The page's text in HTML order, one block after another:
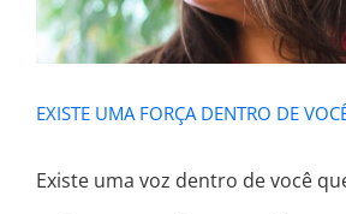
EXISTE UMA FORÇA DENTRO DE
Existe uma voz dentro de você